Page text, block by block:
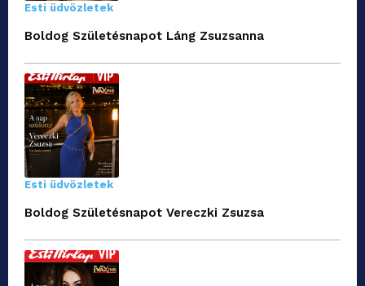
Esti üdvözletek
Boldog Születésnapot Láng Zsuzsanna
Esti üdvözletek
Boldog Születésnapot Vereczki Zsuzsa